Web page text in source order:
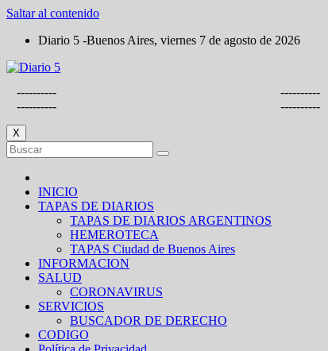
Saltar al contenido
Diario 5 -Buenos Aires, viernes 7 de agosto de 2026
----------
----------
----------
----------
X
INICIO
TAPAS DE DIARIOS
TAPAS DE DIARIOS ARGENTINOS
HEMEROTECA
TAPAS Ciudad de Buenos Aires
INFORMACION
SALUD
CORONAVIRUS
SERVICIOS
BUSCADOR DE DERECHO
CODIGO